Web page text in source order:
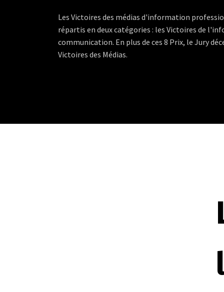
Les Victoires des médias d'information
répartis en deux catégories : les Victoires de
communication. En plus de ces 8 Prix, le Jury
Victoires des Médias.